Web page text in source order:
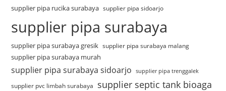
supplier pipa rucika surabaya supplier pipa sidoarjo
supplier pipa surabaya
supplier pipa surabaya gresik supplier pipa surabaya malang
supplier pipa surabaya murah
supplier pipa surabaya sidoarjo supplier pipa trenggalek
supplier pvc limbah surabaya supplier septic tank bioaga